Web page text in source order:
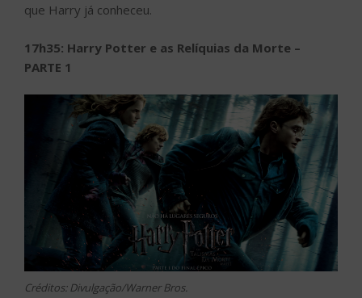
que Harry já conheceu.
17h35: Harry Potter e as Relíquias da Morte –
PARTE 1
Créditos: Divulgação/Warner Bros.